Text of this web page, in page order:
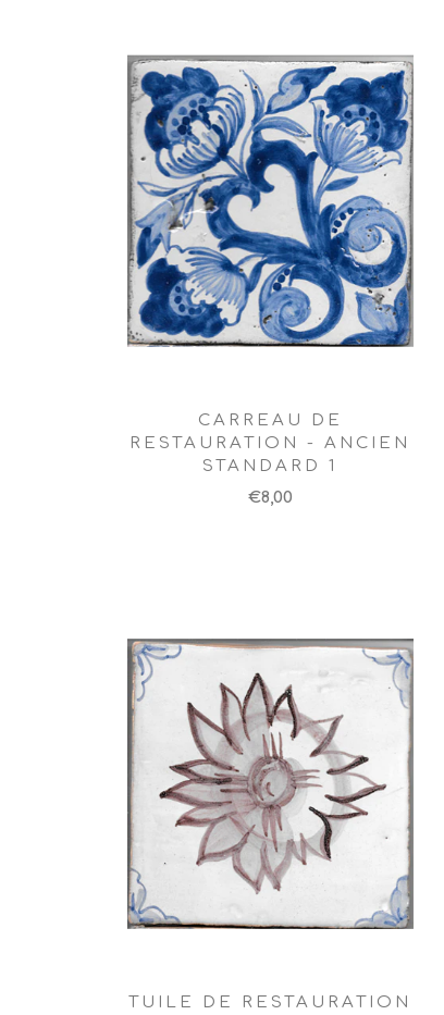
CARREAU DE
RESTAURATION - ANCIEN
STANDARD 1
€8,00
TUILE DE RESTAURATION